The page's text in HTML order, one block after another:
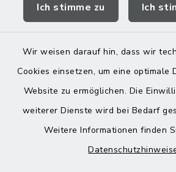
Ich stimme zu Ich
Wir weisen darauf hin, dass wir
Cookies einsetzen, um eine optimale
Website zu ermöglichen. Die
weiterer Dienste wird bei Bedarf
Weitere Informationen finden
Landratsamt Mühldorf
Barrierefreiheit